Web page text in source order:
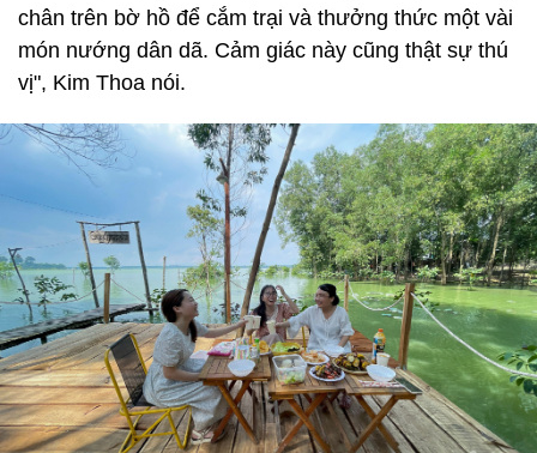
chân trên bờ hồ để cắm trại và thưởng thức một vài
món nướng dân dã. Cảm giác này cũng thật sự thú
vị", Kim Thoa nói.